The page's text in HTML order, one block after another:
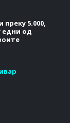
5.000,
едни од